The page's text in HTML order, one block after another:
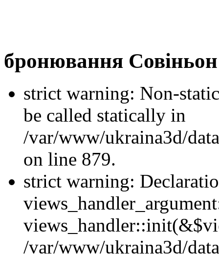
бронювання Совіньон
strict warning: Non-
be called statically in
/var/www/ukraina3d/
on line 879.
strict warning:
/var/www/ukraina3d/